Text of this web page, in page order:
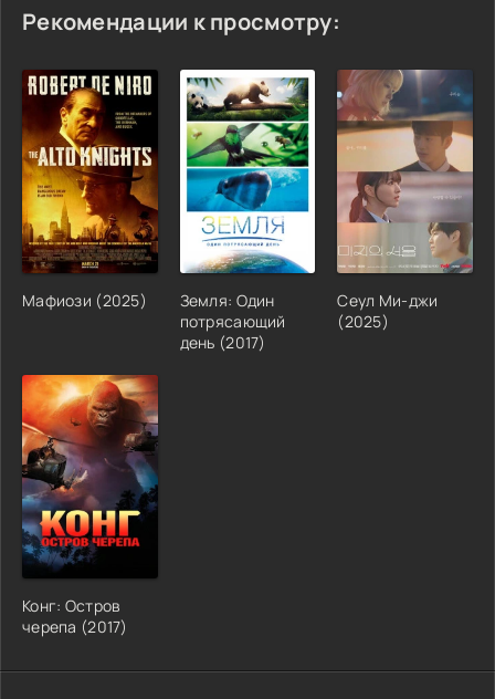
Рекомендации к просмотру:
Мафиози (2025)
Земля: Один
потрясающий
день (2017)
Сеул Ми-джи
(2025)
Конг: Остров
черепа (2017)